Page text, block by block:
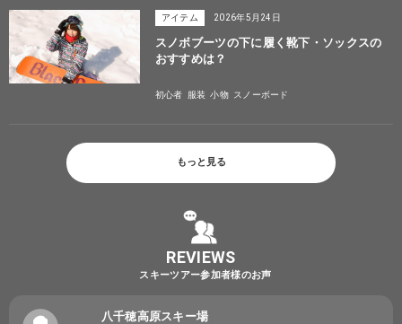
アイテム 2026年5月24日
スノボブーツの下に履く靴下・ソックスの
おすすめは？
初心者 服装 小物 スノーボード
もっと見る
REVIEWS
スキーツアー参加者様のお声
八千穂高原スキー場